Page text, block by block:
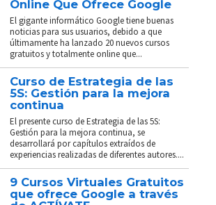
Online Que Ofrece Google
El gigante informático Google tiene buenas
noticias para sus usuarios, debido a que
últimamente ha lanzado 20 nuevos cursos
gratuitos y totalmente online que...
Curso de Estrategia de las
5S: Gestión para la mejora
continua
El presente curso de Estrategia de las 5S:
Gestión para la mejora continua, se
desarrollará por capítulos extraídos de
experiencias realizadas de diferentes autores....
9 Cursos Virtuales Gratuitos
que ofrece Google a través